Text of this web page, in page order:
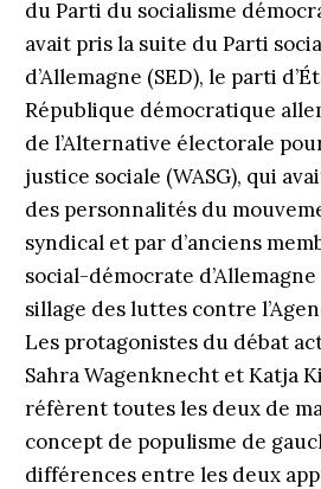
du Parti du socialisme
avait pris la suite du Parti
d’Allemagne (SED), le parti
République démocratique
de l’Alternative électorale
justice sociale (WASG), qui
des personnalités du
syndical et par d’anciens
social-démocrate d’Allemagne
sillage des luttes contre
Les protagonistes du débat
Sahra Wagenknecht et Katja
réfèrent toutes les deux de
concept de populisme de
différences entre les deux